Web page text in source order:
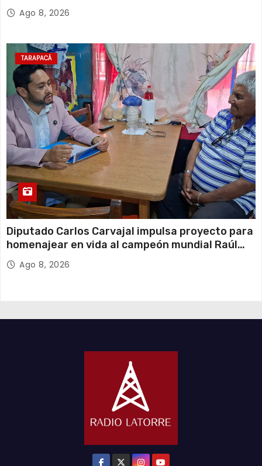
Ago 8, 2026
TARAPACÁ
Diputado Carlos Carvajal impulsa proyecto para
homenajear en vida al campeón mundial Raúl
Choque
Ago 8, 2026